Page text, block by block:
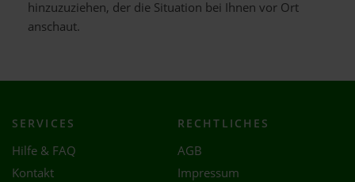
hinzuzuziehen, der die Situation bei Ihnen vor Ort
anschaut.
SERVICES
Hilfe & FAQ
Kontakt
RECHTLICHES
AGB
Impressum